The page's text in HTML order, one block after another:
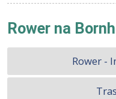
Rower na
Rower -